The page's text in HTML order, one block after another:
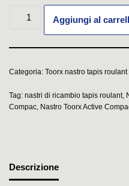
Aggiungi al
Categoria: Toorx nastro tapis
Tag: nastri di ricambio tapis roulant,
Compac, Nastro Toorx Active
Descrizione